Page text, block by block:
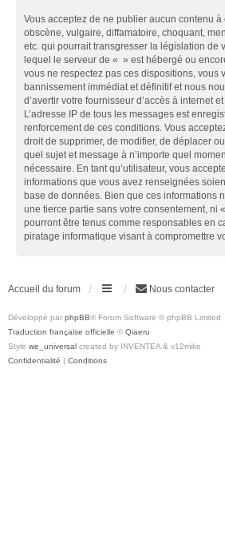
Vous acceptez de ne publier aucun contenu à
obscène, vulgaire, diffamatoire, choquant,
etc. qui pourrait transgresser la législation de
lequel le serveur de « » est hébergé ou
vous ne respectez pas ces dispositions, vous
bannissement immédiat et définitif et nous
d’avertir votre fournisseur d’accès à internet
L’adresse IP de tous les messages est
renforcement de ces conditions. Vous
droit de supprimer, de modifier, de déplacer
quel sujet et message à n’importe quel
nécessaire. En tant qu’utilisateur, vous
informations que vous avez renseignées
base de données. Bien que ces informations
une tierce partie sans votre consentement, ni
pourront être tenus comme responsables en
piratage informatique visant à compromettre
Accueil du forum Nous contacter
Développé par phpBB® Forum Software © phpBB Limited
Traduction française officielle © Qiaeru
Style we_universal created by INVENTEA & v12mike
Confidentialité | Conditions